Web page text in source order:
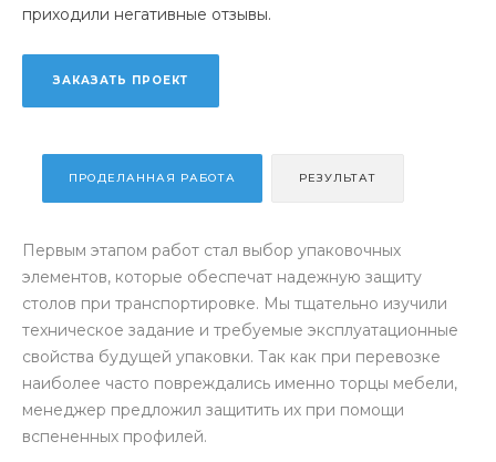
приходили негативные отзывы.
ЗАКАЗАТЬ ПРОЕКТ
ПРОДЕЛАННАЯ РАБОТА РЕЗУЛЬТАТ
Первым этапом работ стал выбор упаковочных
элементов, которые обеспечат надежную защиту
столов при транспортировке. Мы тщательно изучили
техническое задание и требуемые эксплуатационные
свойства будущей упаковки. Так как при перевозке
наиболее часто повреждались именно торцы мебели,
менеджер предложил защитить их при помощи
вспененных профилей.